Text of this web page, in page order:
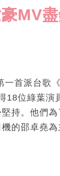
MV
一首派台歌
18位綠葉演
持。他們
的邵卓堯